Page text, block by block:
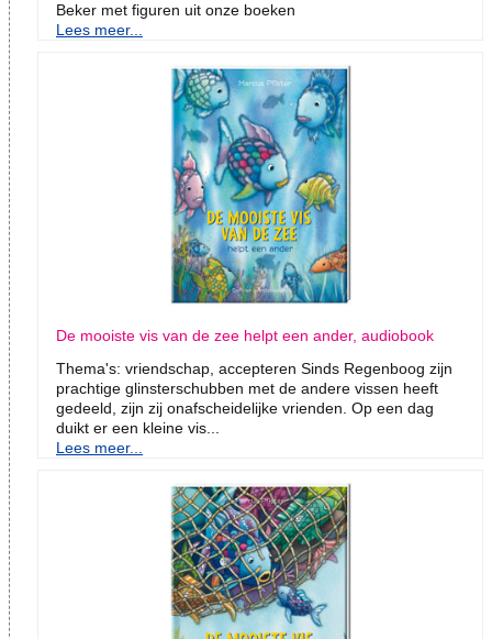
Beker met figuren uit onze boeken
Lees meer...
De mooiste vis van de zee helpt een ander, audiobook
Thema's: vriendschap, accepteren Sinds Regenboog zijn
prachtige glinsterschubben met de andere vissen heeft
gedeeld, zijn zij onafscheidelijke vrienden. Op een dag
duikt er een kleine vis...
Lees meer...